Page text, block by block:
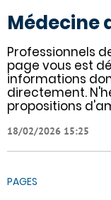
Médecine
Professionnels
page vous est
informations
directement.
propositions
18/02/2026 15:25
PAGES